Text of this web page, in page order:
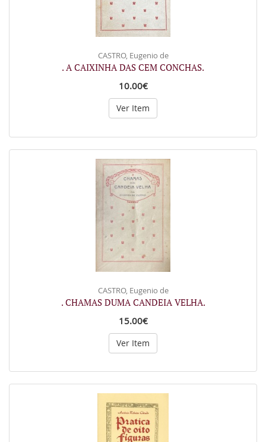
CASTRO, Eugenio de
. A CAIXINHA DAS CEM CONCHAS.
10.00€
Ver Item
CASTRO, Eugenio de
. CHAMAS DUMA CANDEIA VELHA.
15.00€
Ver Item